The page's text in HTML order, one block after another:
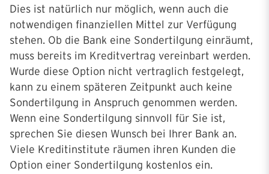
Dies ist natürlich nur möglich, wenn auch die
notwendigen finanziellen Mittel zur Verfügung
stehen. Ob die Bank eine Sondertilgung einräumt,
muss bereits im Kreditvertrag vereinbart werden.
Wurde diese Option nicht vertraglich festgelegt,
kann zu einem späteren Zeitpunkt auch keine
Sondertilgung in Anspruch genommen werden.
Wenn eine Sondertilgung sinnvoll für Sie ist,
sprechen Sie diesen Wunsch bei Ihrer Bank an.
Viele Kreditinstitute räumen ihren Kunden die
Option einer Sondertilgung kostenlos ein.